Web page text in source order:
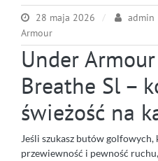
28 maja 2026 admin
Armour
Under
Breathe Sl –
świeżość na
Jeśli szukasz butów golfowych,
przewiewność i pewność